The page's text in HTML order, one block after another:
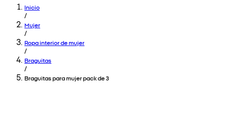
Inicio
/
Mujer
/
Ropa interior de mujer
/
Braguitas
/
Braguitas para mujer pack de 3